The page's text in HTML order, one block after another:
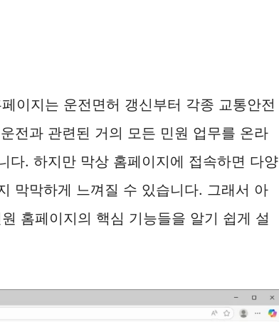
이지는 운전면허 갱신부터 각종 교통안전
전과 관련된 거의 모든 민원 업무를 온라
다. 하지만 막상 홈페이지에 접속하면 다양
막막하게 느껴질 수 있습니다. 그래서 아
홈페이지의 핵심 기능들을 알기 쉽게 설